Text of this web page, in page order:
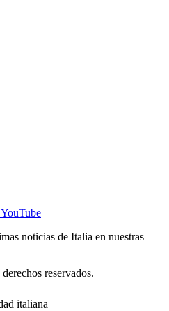
YouTube
noticias de Italia en nuestras
reservados.
italiana